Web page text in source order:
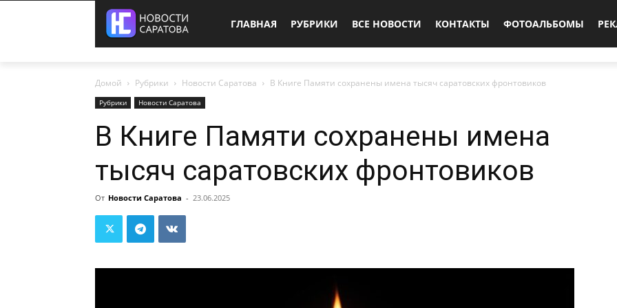
ГЛАВНАЯ РУБРИКИ ВСЕ НОВОСТИ КОНТАКТЫ ФОТОАЛЬБОМЫ
Домой Рубрики Новости Саратова В Книге Памяти сохранены имена тысяч саратовских фронтовиков
Рубрики Новости Саратова
В Книге Памяти сохранены имена
тысяч саратовских фронтовиков
От Новости Саратова - 23.06.2025